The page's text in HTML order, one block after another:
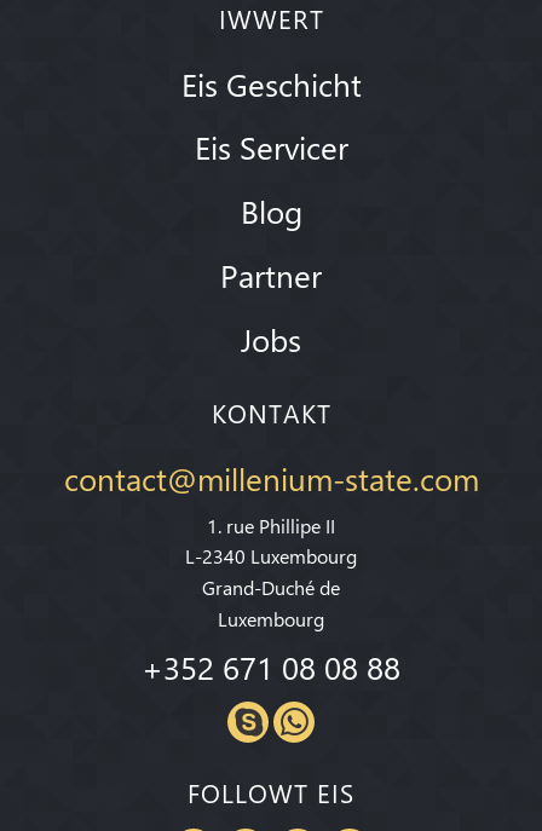
IWWERT
Eis Geschicht
Eis Servicer
Blog
Partner
Jobs
KONTAKT
contact@millenium-state.com
1. rue Phillipe II
L-2340 Luxembourg
Grand-Duché de
Luxembourg
+352 671 08 08 88
FOLLOWT EIS